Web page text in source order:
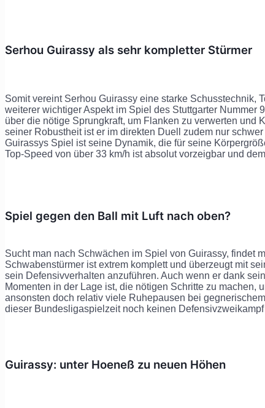
Serhou Guirassy als sehr kompletter Stürmer
Somit vereint Serhou Guirassy eine starke Schusstechnik,
weiterer wichtiger Aspekt im Spiel des Stuttgarter Nummer
über die nötige Sprungkraft, um Flanken zu verwerten und
seiner Robustheit ist er im direkten Duell zudem nur
Guirassys Spiel ist seine Dynamik, die für seine
Top-Speed von über 33 km/h ist absolut vorzeigbar und
Spiel gegen den Ball mit Luft nach oben?
Sucht man nach Schwächen im Spiel von Guirassy, findet
Schwabenstürmer ist extrem komplett und überzeugt mit
sein Defensivverhalten anzuführen. Auch wenn er dank
Momenten in der Lage ist, die nötigen Schritte zu machen,
ansonsten doch relativ viele Ruhepausen bei
dieser Bundesligaspielzeit noch keinen
Guirassy: unter Hoeneß zu neuen Höhen